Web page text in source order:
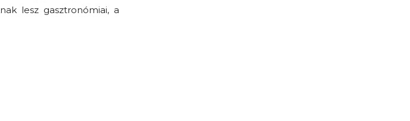
lesz gasztronómiai, a